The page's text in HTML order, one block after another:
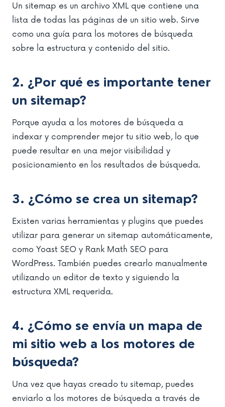
Un sitemap es un archivo XML que contiene una
lista de todas las páginas de un sitio web. Sirve
como una guía para los motores de búsqueda
sobre la estructura y contenido del sitio.
2. ¿Por qué es importante tener
un sitemap?
Porque ayuda a los motores de búsqueda a
indexar y comprender mejor tu sitio web, lo que
puede resultar en una mejor visibilidad y
posicionamiento en los resultados de búsqueda.
3. ¿Cómo se crea un sitemap?
Existen varias herramientas y plugins que puedes
utilizar para generar un sitemap automáticamente,
como Yoast SEO y Rank Math SEO para
WordPress. También puedes crearlo manualmente
utilizando un editor de texto y siguiendo la
estructura XML requerida.
4. ¿Cómo se envía un mapa de
mi sitio web a los motores de
búsqueda?
Una vez que hayas creado tu sitemap, puedes
enviarlo a los motores de búsqueda a través de